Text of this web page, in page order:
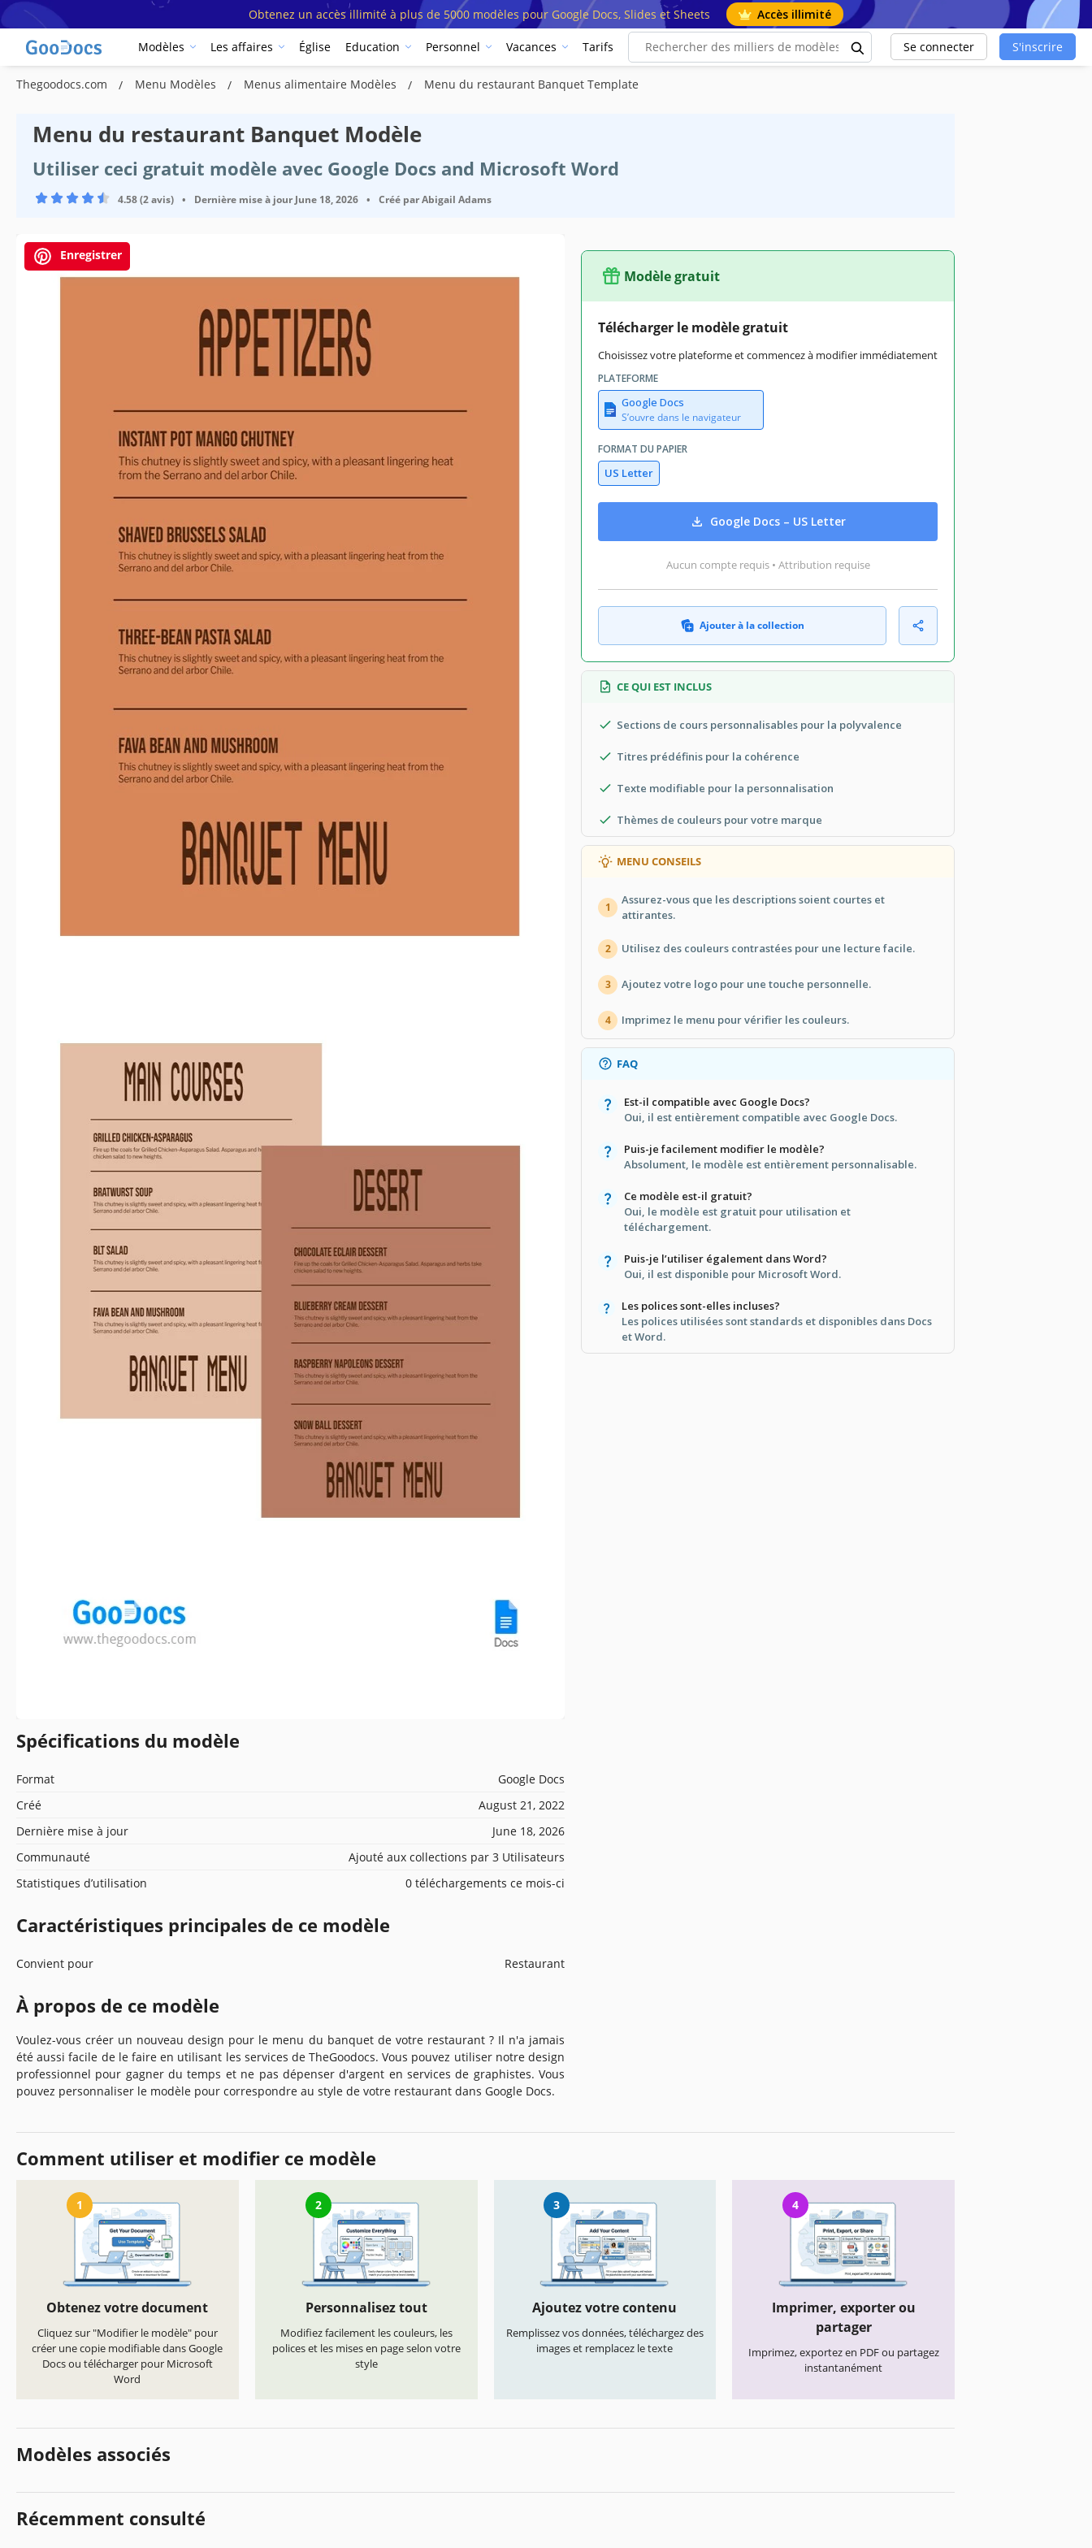
Obtenez un accès illimité à plus de 5000 modèles pour Google Docs, Slides et Sheets Accès illimité
Modèles Les affaires Église Education Personnel Vacances Tarifs Se connecter S'inscrire
Thegoodocs.com Menu Modèles Menus alimentaire Modèles Menu du restaurant Banquet Template
Menu du restaurant Banquet Modèle
Utiliser ceci gratuit modèle avec Google Docs and Microsoft Word
4.58 (2 avis) • Dernière mise à jour June 18, 2026 • Créé parAbigail Adams
Enregistrer
Spécifications du modèle
Format
Google Docs
Créé
August 21, 2022
Dernière mise à jour
June 18, 2026
Communauté
Ajouté aux collections par 3 Utilisateurs
Statistiques d’utilisation
0 téléchargements ce mois-ci
Caractéristiques principales de ce modèle
Convient pour Restaurant
À propos de ce modèle
Voulez-vous créer un nouveau design pour le menu du banquet de votre restaurant ? Il n'a jamais
été aussi facile de le faire en utilisant les services de TheGoodocs. Vous pouvez utiliser notre design
professionnel pour gagner du temps et ne pas dépenser d'argent en services de graphistes. Vous
pouvez personnaliser le modèle pour correspondre au style de votre restaurant dans Google Docs.
Modèle gratuit
Télécharger le modèle gratuit
Choisissez votre plateforme et commencez à modifier immédiatement
PLATEFORME
Google Docs
S’ouvre dans le navigateur
FORMAT DU PAPIER
US Letter
Google Docs – US Letter
Aucun compte requis • Attribution requise
Ajouter à la collection
CE QUI EST INCLUS
Sections de cours personnalisables pour la polyvalence
Titres prédéfinis pour la cohérence
Texte modifiable pour la personnalisation
Thèmes de couleurs pour votre marque
MENU CONSEILS
1
Assurez-vous que les descriptions soient courtes et
attirantes.
2 Utilisez des couleurs contrastées pour une lecture facile.
3 Ajoutez votre logo pour une touche personnelle.
4 Imprimez le menu pour vérifier les couleurs.
FAQ
Est-il compatible avec Google Docs?
Oui, il est entièrement compatible avec Google Docs.
Puis-je facilement modifier le modèle?
Absolument, le modèle est entièrement personnalisable.
Ce modèle est-il gratuit?
Oui, le modèle est gratuit pour utilisation et
téléchargement.
Puis-je l’utiliser également dans Word?
Oui, il est disponible pour Microsoft Word.
Les polices sont-elles incluses?
Les polices utilisées sont standards et disponibles dans Docs
et Word.
Comment utiliser et modifier ce modèle
1
Obtenez votre document
Cliquez sur "Modifier le modèle" pour
créer une copie modifiable dans Google
Docs ou télécharger pour Microsoft
Word
2
Personnalisez tout
Modifiez facilement les couleurs, les
polices et les mises en page selon votre
style
3
Ajoutez votre contenu
Remplissez vos données, téléchargez des
images et remplacez le texte
4
Imprimer, exporter ou
partager
Imprimez, exportez en PDF ou partagez
instantanément
Modèles associés
Récemment consulté